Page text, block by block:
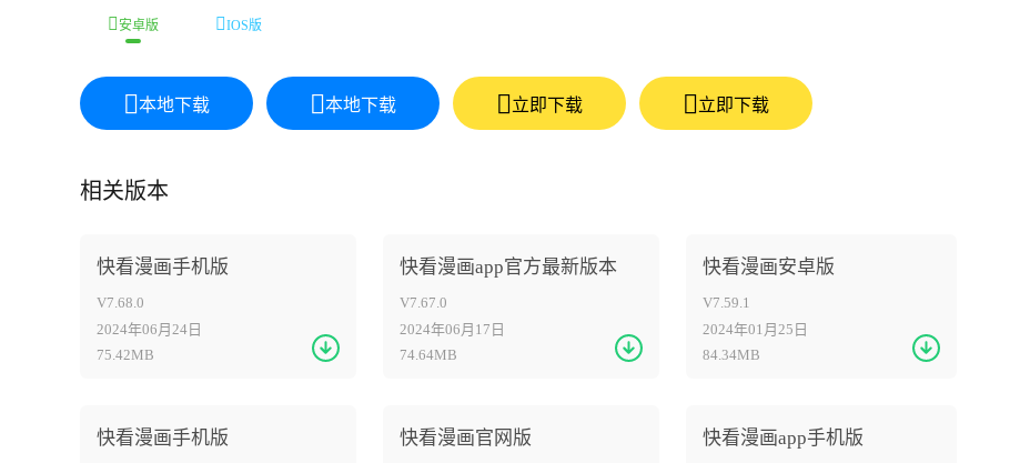
安卓版 IOS版
本地下载 本地下载 立即下载 立即下载
相关版本
快看漫画手机版
75.42MB
V7.68.0
2024年06月24日
快看漫画app官方最新版本
74.64MB
V7.67.0
2024年06月17日
快看漫画安卓版
84.34MB
V7.59.1
2024年01月25日
快看漫画手机版 快看漫画官网版 快看漫画app手机版